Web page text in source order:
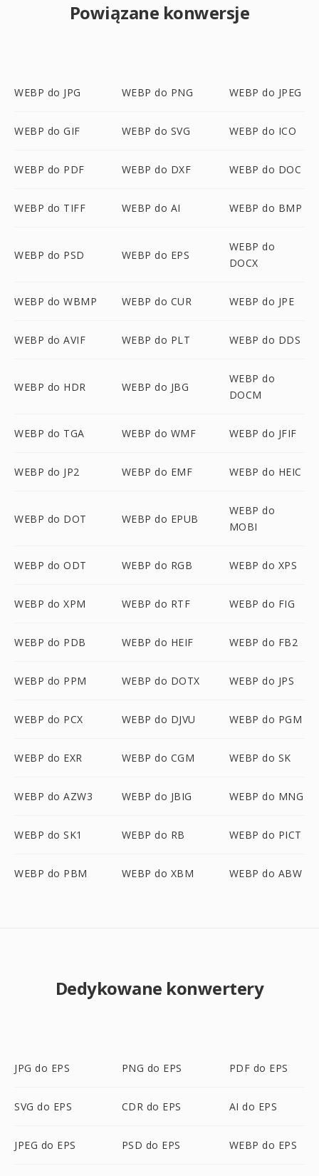
Powiązane konwersje
WEBP do JPG WEBP do PNG WEBP do JPEG
WEBP do GIF WEBP do SVG WEBP do ICO
WEBP do PDF WEBP do DXF WEBP do DOC
WEBP do TIFF WEBP do AI WEBP do BMP
WEBP do PSD WEBP do EPS
WEBP do
DOCX
WEBP do WBMP WEBP do CUR WEBP do JPE
WEBP do AVIF WEBP do PLT WEBP do DDS
WEBP do HDR WEBP do JBG
WEBP do
DOCM
WEBP do TGA WEBP do WMF WEBP do JFIF
WEBP do JP2 WEBP do EMF WEBP do HEIC
WEBP do DOT WEBP do EPUB
WEBP do
MOBI
WEBP do ODT WEBP do RGB WEBP do XPS
WEBP do XPM WEBP do RTF WEBP do FIG
WEBP do PDB WEBP do HEIF WEBP do FB2
WEBP do PPM WEBP do DOTX WEBP do JPS
WEBP do PCX WEBP do DJVU WEBP do PGM
WEBP do EXR WEBP do CGM WEBP do SK
WEBP do AZW3 WEBP do JBIG WEBP do MNG
WEBP do SK1 WEBP do RB WEBP do PICT
WEBP do PBM WEBP do XBM WEBP do ABW
Dedykowane konwertery
JPG do EPS PNG do EPS PDF do EPS
SVG do EPS CDR do EPS AI do EPS
JPEG do EPS PSD do EPS WEBP do EPS